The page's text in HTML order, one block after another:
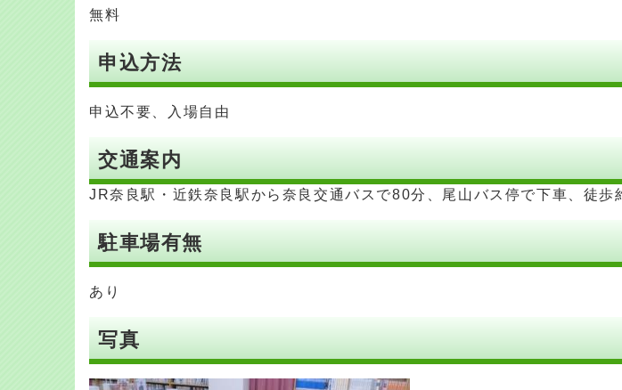
無料
申込方法
申込不要、入場自由
交通案内
JR奈良駅・近鉄奈良駅から奈良交通バスで80分、尾山バス停で下車、徒歩
駐車場有無
あり
写真